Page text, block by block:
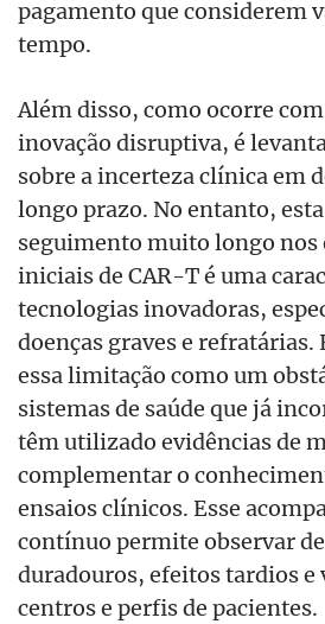
pagamento que considerem
tempo.
Além disso, como ocorre
inovação disruptiva, é
sobre a incerteza clínica em
longo prazo. No entanto,
seguimento muito longo nos
iniciais de CAR-T é uma
tecnologias inovadoras,
doenças graves e refratárias.
essa limitação como um
sistemas de saúde que já
têm utilizado evidências de
complementar o
ensaios clínicos. Esse
contínuo permite observar
duradouros, efeitos tardios e
centros e perfis de pacientes.